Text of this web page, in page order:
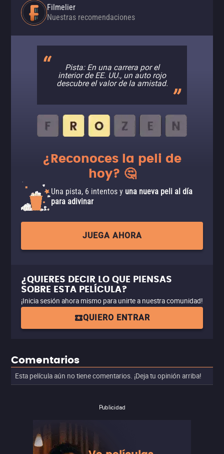
Filmelier
Nuestras recomendaciones
Pista: En una carrera por el
interior de EE. UU., un auto rojo
descubre el valor de la amistad.
¿Reconoces la peli de
hoy? 🤔
Una pista, 6 intentos y una nueva peli al día
para adivinar
JUEGA AHORA
¿QUIERES DECIR LO QUE PIENSAS
SOBRE ESTA PELÍCULA?
¡Inicia sesión ahora mismo para unirte a nuestra comunidad!
QUIERO ENTRAR
Comentarios
Esta película aún no tiene comentarios. ¡Deja tu opinión arriba!
Publicidad